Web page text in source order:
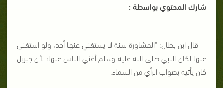
شارك المحتوي بواسطة :
قال ابن بطال: "المشاورة سنة لا يستغني عنها أحد، ولو استغنى
عنها لكان النبي صلى الله عليه وسلم أغني الناس عنها؛ لأن جبريل
كان يأتيه بصواب الرأي من السماء.